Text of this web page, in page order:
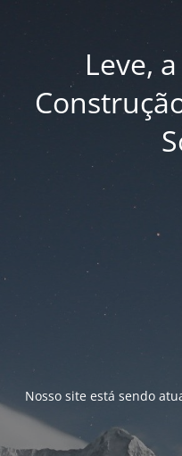
Leve,
Nosso site está sendo